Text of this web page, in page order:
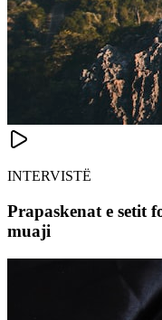
INTERVISTË
Prapaskenat e setit
muaji